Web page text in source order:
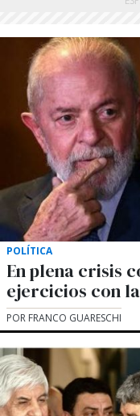
POLÍTICA
En plena crisis
ejercicios con
POR FRANCO GUARESCHI